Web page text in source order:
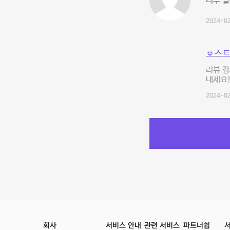
2024-
호스
리뷰
내세
2024-
회사 서비스 안내 관련 서비스 파트너쉽